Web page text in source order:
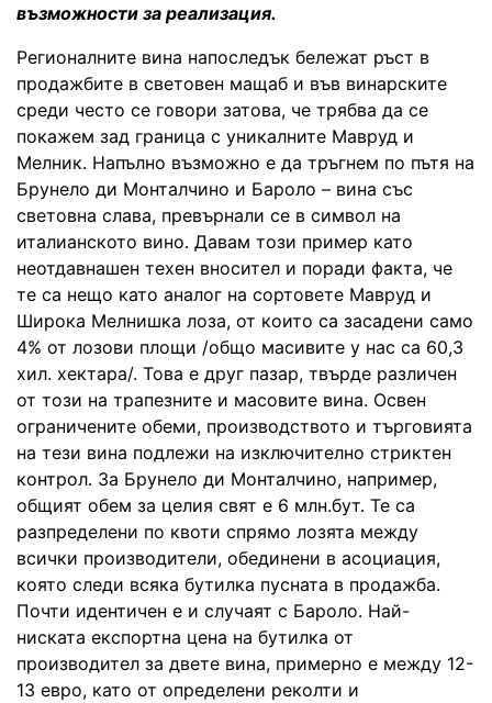
възможности за реализация.
Регионалните вина напоследък бележат ръст в
продажбите в световен мащаб и във винарските
среди често се говори затова, че трябва да се
покажем зад граница с уникалните Мавруд и
Мелник. Напълно възможно е да тръгнем по пътя на
Брунело ди Монталчино и Бароло – вина със
световна слава, превърнали се в символ на
италианското вино. Давам този пример като
неотдавнашен техен вносител и поради факта, че
те са нещо като аналог на сортовете Мавруд и
Широка Мелнишка лоза, от които са засадени само
4% от лозови площи /общо масивите у нас са 60,3
хил. хектара/. Това е друг пазар, твърде различен
от този на трапезните и масовите вина. Освен
ограничените обеми, производството и търговията
на тези вина подлежи на изключително стриктен
контрол. За Брунело ди Монталчино, например,
общият обем за целия свят е 6 млн.бут. Те са
разпределени по квоти спрямо лозята между
всички производители, обединени в асоциация,
която следи всяка бутилка пусната в продажба.
Почти идентичен е и случаят с Бароло. Най-
ниската експортна цена на бутилка от
производител за двете вина, примерно е между 12-
13 евро, като от определени реколти и